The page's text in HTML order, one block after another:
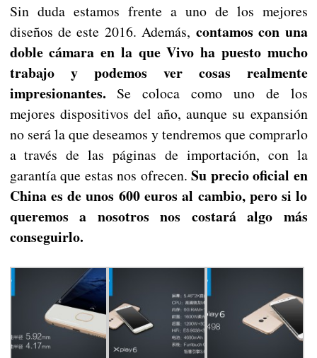
Sin duda estamos frente a uno de los mejores
diseños de este 2016. Además, contamos con una
doble cámara en la que Vivo ha puesto mucho
trabajo y podemos ver cosas realmente
impresionantes. Se coloca como uno de los
mejores dispositivos del año, aunque su expansión
no será la que deseamos y tendremos que comprarlo
a través de las páginas de importación, con la
garantía que estas nos ofrecen. Su precio oficial en
China es de unos 600 euros al cambio, pero si lo
queremos a nosotros nos costará algo más
conseguirlo.